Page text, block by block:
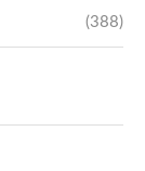
(388)